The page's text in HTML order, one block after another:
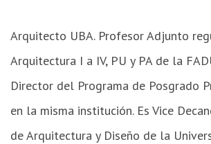
Arquitecto UBA. Profesor Adjunto
Arquitectura I a IV, PU y PA de la
Director del Programa de Posgrado
en la misma institución. Es Vice
de Arquitectura y Diseño de la